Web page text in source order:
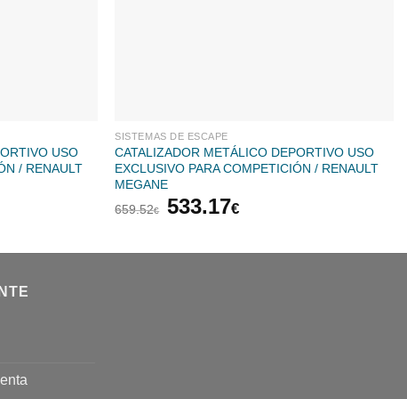
USO
/ RENAULT
SISTEMAS DE ESCAPE
CATALIZADOR METÁLICO DEPORTIVO USO
EXCLUSIVO PARA COMPETICIÓN / RENAULT
MEGANE
659.52€
El
original
533.17€El
actual